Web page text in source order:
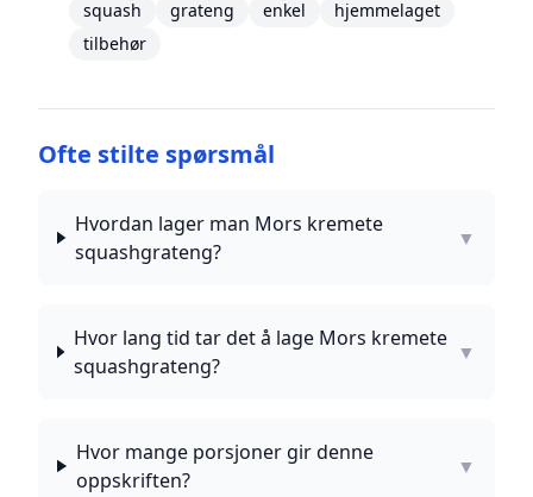
squash grateng enkel
hjemmelaget
tilbehør
Ofte stilte spørsmål
Hvordan lager man Mors kremete
squashgrateng?
▼
Hvor lang tid tar det å lage Mors kremete
squashgrateng?
▼
Hvor mange porsjoner gir denne
oppskriften?
▼